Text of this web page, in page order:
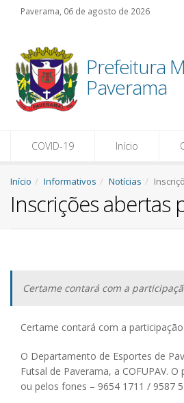
Paverama, 06 de agosto de 2026
Prefeitura
Paverama
COVID-19 Início
Início Informativos Notícias
Inscrições abertas
Certame contará com a
Certame contará com a
O Departamento de Esportes de
Futsal de Paverama, a COFUPAV.
ou pelos fones – 9654 1711 / 9587